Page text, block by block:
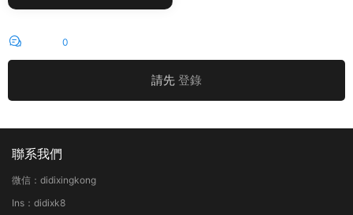
0
請先 登錄
聯系我們
微信：didixingkong
Ins：didixk8